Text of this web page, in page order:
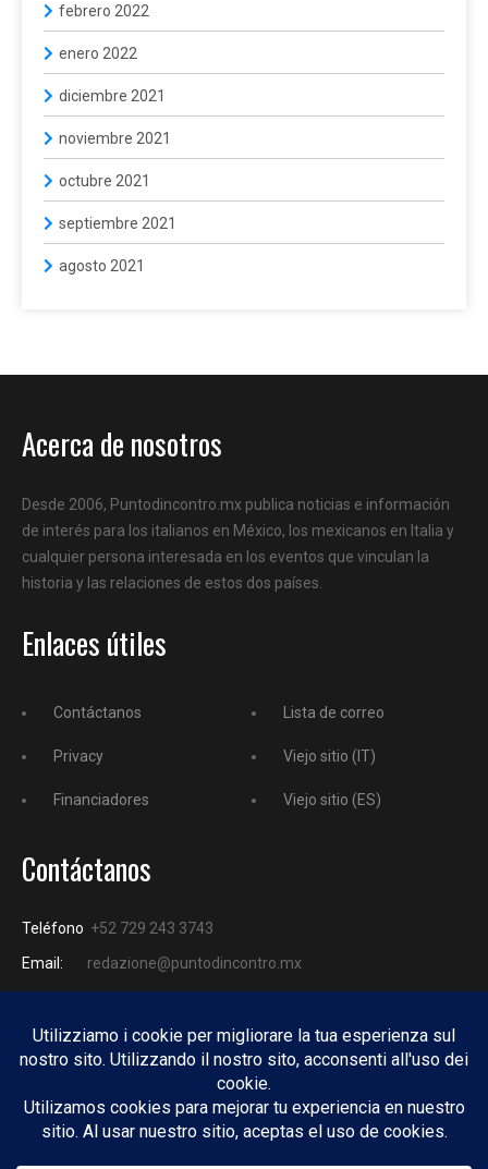
febrero 2022
enero 2022
diciembre 2021
noviembre 2021
octubre 2021
septiembre 2021
agosto 2021
Acerca de nosotros
Desde 2006, Puntodincontro.mx publica noticias e información
de interés para los italianos en México, los mexicanos en Italia y
cualquier persona interesada en los eventos que vinculan la
historia y las relaciones de estos dos países.
Enlaces útiles
Contáctanos
Privacy
Financiadores
Lista de correo
Viejo sitio (IT)
Viejo sitio (ES)
Contáctanos
Teléfono +52 729 243 3743
Email:
redazione@puntodincontro.mx
PUNTODINCONTRO